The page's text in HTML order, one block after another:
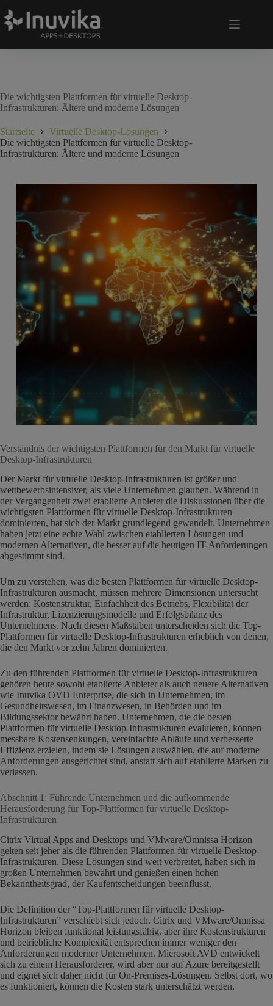
Die wichtigsten Plattformen für virtuelle Desktop-
Infrastrukturen: Ältere und moderne Lösungen
Startseite
Virtuelle Desktop-Lösungen
Die wichtigsten Plattformen für virtuelle Desktop-
Infrastrukturen: Ältere und moderne Lösungen
Verständnis der wichtigsten Plattformen für den Markt für virtuelle
Desktop-Infrastrukturen
Der Markt für virtuelle Desktop-Infrastrukturen ist größer und
wettbewerbsintensiver, als viele Unternehmen glauben. Während in
der Vergangenheit zwei etablierte Anbieter die Diskussionen über die
wichtigsten Plattformen für virtuelle Desktop-Infrastrukturen
dominierten, hat sich der Markt grundlegend gewandelt. Unternehmen
haben jetzt eine echte Wahl zwischen etablierten Lösungen und
modernen Alternativen, die besser auf die heutigen IT-Anforderungen
abgestimmt sind.
Um zu verstehen, was die besten Plattformen für virtuelle Desktop-
Infrastrukturen ausmacht, müssen mehrere Dimensionen untersucht
werden: Kostenstruktur, Einfachheit des Betriebs, Flexibilität der
Infrastruktur, Lizenzierungsmodelle und Erfolgsbilanz des
Unternehmens. Nach diesen Maßstäben unterscheiden sich die Top-
Plattformen für virtuelle Desktop-Infrastrukturen erheblich von denen,
die den Markt vor zehn Jahren dominierten.
Zu den führenden Plattformen für virtuelle Desktop-Infrastrukturen
gehören heute sowohl etablierte Anbieter als auch neuere Alternativen
wie Inuvika OVD Enterprise, die sich in Unternehmen, im
Gesundheitswesen, im Finanzwesen, in Behörden und im
Bildungssektor bewährt haben. Unternehmen, die die besten
Plattformen für virtuelle Desktop-Infrastrukturen evaluieren, können
messbare Kostensenkungen, vereinfachte Abläufe und verbesserte
Effizienz erzielen, indem sie Lösungen auswählen, die auf moderne
Anforderungen ausgerichtet sind, anstatt sich auf etablierte Marken zu
verlassen.
Abschnitt 1: Führende Unternehmen und die aufkommende
Herausforderung für Top-Plattformen für virtuelle Desktop-
Infrastrukturen
Citrix Virtual Apps and Desktops und VMware/Omnissa Horizon
gelten seit jeher als die führenden Plattformen für virtuelle Desktop-
Infrastrukturen. Diese Lösungen sind weit verbreitet, haben sich in
großen Unternehmen bewährt und genießen einen hohen
Bekanntheitsgrad, der Kaufentscheidungen beeinflusst.
Die Definition der “Top-Plattformen für virtuelle Desktop-
Infrastrukturen” verschiebt sich jedoch. Citrix und VMware/Omnissa
Horizon bleiben funktional leistungsfähig, aber ihre Kostenstrukturen
und betriebliche Komplexität entsprechen immer weniger den
Anforderungen moderner Unternehmen. Microsoft AVD entwickelt
sich zu einem Herausforderer, wird aber nur auf Azure bereitgestellt
und eignet sich daher nicht für On-Premises-Lösungen. Selbst dort, wo
es funktioniert, können die Kosten stark unterschätzt werden.